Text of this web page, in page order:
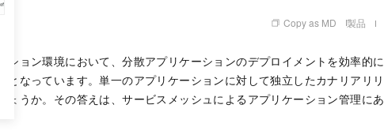
Copy as MD 製品
ション環境において、分散アプリケーションのデプロイメントを効率的に
なっています。単一のアプリケーションに対して独立したカナリアリリ
ょうか。その答えは、サービスメッシュによるアプリケーション管理にあ